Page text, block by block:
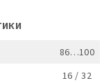
86…100
16 / 32